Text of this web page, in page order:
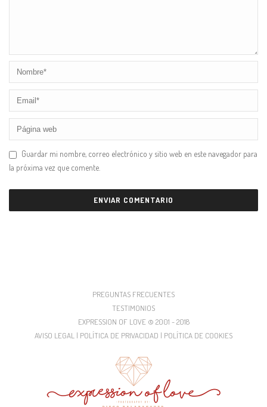
Guardar mi nombre, correo electrónico y sitio web en este navegador para
la próxima vez que comente.
PREGUNTAS FRECUENTES
TESTIMONIOS
EXPRESSION OF LOVE © 2001 - 2018
AVISO LEGAL | POLÍTICA DE PRIVACIDAD | POLÍTICA DE COOKIES